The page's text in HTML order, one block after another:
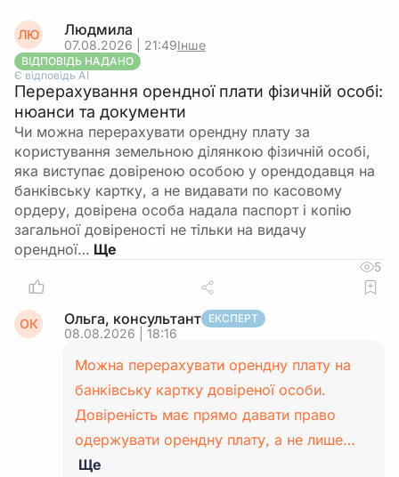
ЛЮ Людмила
07.08.2026 | 21:49Інше
ВІДПОВІДЬ НАДАНО
Є відповідь АІ
Перерахування орендної плати фізичній особі:
нюанси та документи
Чи можна перерахувати орендну плату за
користування земельною ділянкою фізичній особі,
яка виступає довіреною особою у орендодавця на
банківську картку, а не видавати по касовому
ордеру, довірена особа надала паспорт і копію
загальної довіреності не тільки на видачу
орендної…
5
ОК Ольга, консультант ЕКСПЕРТ
08.08.2026 | 18:16
Можна перерахувати орендну плату на
банківську картку довіреної особи.
Довіреність має прямо давати право
одержувати орендну плату, а не лише…
Ще